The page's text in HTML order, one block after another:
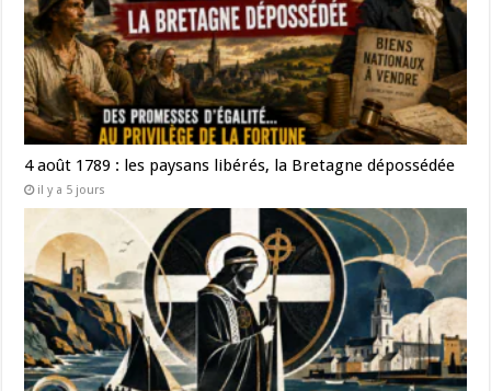
4 août 1789 : les paysans libérés, la Bretagne dépossédée
il y a 5 jours